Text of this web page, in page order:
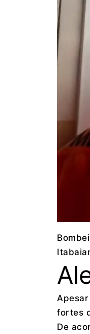
fortes
De